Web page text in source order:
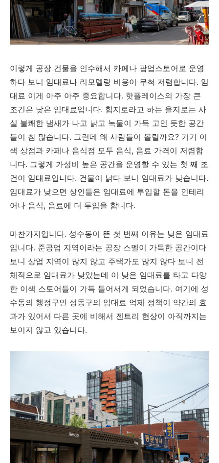
이렇게 공장 건물을 인수해서 카페나 팝업스토어로 운영
하다 보니 임대료나 리모델링 비용이 무척 저렴합니다. 임
대료 이게 아주 아주 중요합니다. 핫플레이스의 가장 큰
조건은 낮은 임대료입니다. 힙지로라고 하는 을지로는 사
실 불쾌한 냄새가 나고 낡고 녹물이 가득 고인 듯한 공간
들이 참 많습니다. 그런데 왜 사람들이 몰릴까요? 거기 이
색 상점과 카페나 음식점 모두 음식, 음료 가격이 저렴합
니다. 그렇게 가성비 높은 공간을 운영할 수 있는 첫 째 조
건이 임대료입니다. 건물이 낡다 보니 임대료가 낮습니다.
임대료가 낮으면 상인들은 임대료에 투입할 돈을 인테리
어나 음식, 음료에 더 투입을 합니다.
마찬가지입니다. 성수동이 뜬 첫 번째 이유는 낮은 임대료
입니다. 준공업 지역이라는 공장 스멜이 가득한 공간이다
보니 상업 지역이 많지 않고 주택가도 많지 않다 보니 전
체적으로 임대료가 낮았는데 이 낮은 임대료를 타고 다양
한 이색 스토어들이 가득 들어서게 되었습니다. 여기에 성
수동의 행정구인 성동구의 임대료 억제 정책이 약간의 효
과가 있어서 다른 곳에 비해서 젠트리 현상이 아직까지는
보이지 않고 있습니다.